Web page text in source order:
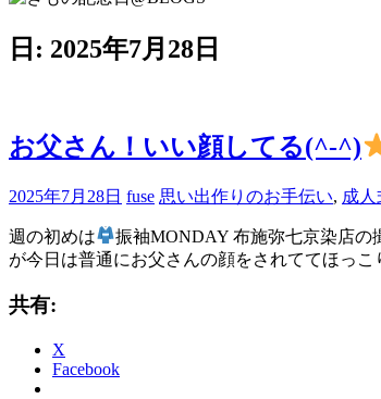
ブ
ロ
日: 2025年7月28日
お父さん！いい顔してる(^-^)
2025年7月28日 fuse 思い出作りのお手伝い, 成人
週の初めは
振袖MONDAY 布施弥七京染店の
が今日は普通にお父さんの顔をされててほっ
共有:
X
Facebook